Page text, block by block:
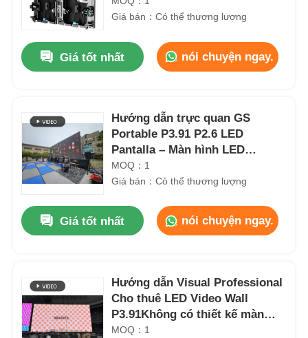
Giá bán：Có thể thương lượng
Giá tốt nhất nói chuyện ngay.
Hướng dẫn trực quan GS
Portable P3.91 P2.6 LED
Pantalla – Màn hình LED
500x500mm 500x1000mm cho
Sân khấu Biểu diễn & Lễ hội
MOQ：1
Giá bán：Có thể thương lượng
Giá tốt nhất nói chuyện ngay.
Hướng dẫn Visual Professional
Cho thuê LED Video Wall
P3.91Không có thiết kế màn
hình đen, màn hình biểu diễn
MOQ：1